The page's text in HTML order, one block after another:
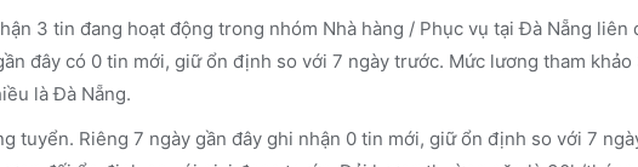
3 tin đang hoạt động trong nhóm Nhà hàng / Phục vụ tại Đà Nẵng liên
đây có 0 tin mới, giữ ổn định so với 7 ngày trước. Mức lương tham
là Đà Nẵng.
tuyển. Riêng 7 ngày gần đây ghi nhận 0 tin mới, giữ ổn định so với 7